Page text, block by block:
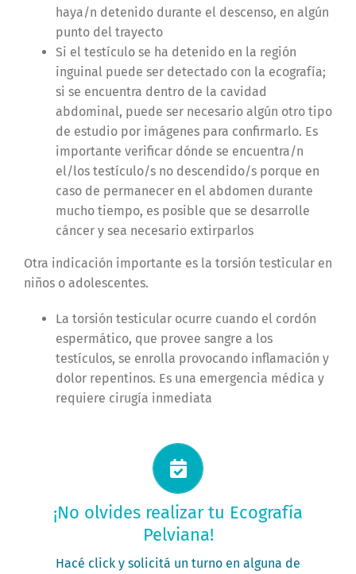
haya/n detenido durante el descenso, en algún
punto del trayecto
Si el testículo se ha detenido en la región
inguinal puede ser detectado con la ecografía;
si se encuentra dentro de la cavidad
abdominal, puede ser necesario algún otro tipo
de estudio por imágenes para confirmarlo. Es
importante verificar dónde se encuentra/n
el/los testículo/s no descendido/s porque en
caso de permanecer en el abdomen durante
mucho tiempo, es posible que se desarrolle
cáncer y sea necesario extirparlos
Otra indicación importante es la torsión testicular en
niños o adolescentes.
La torsión testicular ocurre cuando el cordón
espermático, que provee sangre a los
testículos, se enrolla provocando inflamación y
dolor repentinos. Es una emergencia médica y
requiere cirugía inmediata
¡No olvides realizar tu Ecografía
Pelviana!
Hacé click y solicitá un turno en alguna de
Solicitá tu turno ahora
PEDÍ TU TURNO